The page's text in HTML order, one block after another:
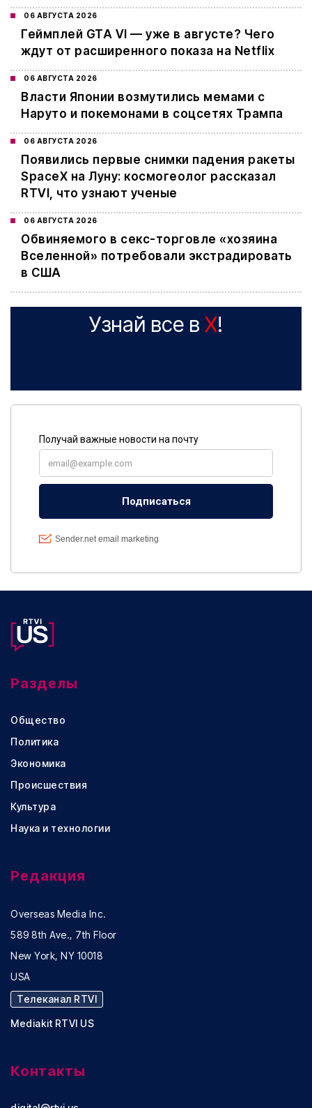
06 АВГУСТА 2026
Геймплей GTA VI — уже в августе? Чего
ждут от расширенного показа на Netflix
06 АВГУСТА 2026
Власти Японии возмутились мемами с
Наруто и покемонами в соцсетях Трампа
06 АВГУСТА 2026
Появились первые снимки падения ракеты
SpaceX на Луну: космогеолог рассказал
RTVI, что узнают ученые
06 АВГУСТА 2026
Обвиняемого в секс-торговле «хозяина
Вселенной» потребовали экстрадировать
в США
Узнай все в X!
Разделы
Общество
Политика
Экономика
Происшествия
Культура
Наука и технологии
Редакция
Overseas Media Inc.
589 8th Ave., 7th Floor
New York, NY 10018
USA
Телеканал RTVI
Mediakit RTVI US
Контакты